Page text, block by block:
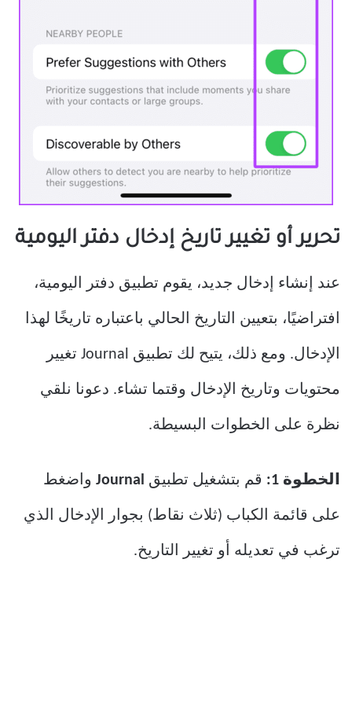
تحرير أو تغيير تاريخ إدخال دفتر اليومية
عند إنشاء إدخال جديد، يقوم تطبيق دفتر اليومية،
افتراضيًا، بتعيين التاريخ الحالي باعتباره تاريخًا لهذا
الإدخال. ومع ذلك، يتيح لك تطبيق Journal تغيير
محتويات وتاريخ الإدخال وقتما تشاء. دعونا نلقي
نظرة على الخطوات البسيطة.
الخطوة 1: قم بتشغيل تطبيق Journal واضغط
على قائمة الكباب (ثلاث نقاط) بجوار الإدخال الذي
ترغب في تعديله أو تغيير التاريخ.